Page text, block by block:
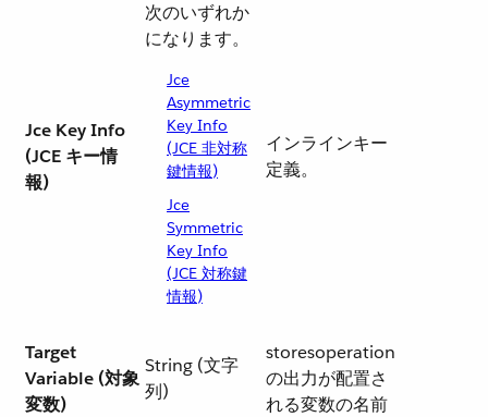
Jce Key Info
(JCE キー情
報)
次のいずれか
になります。
Jce
Asymmetric
Key Info
(JCE 非対称
鍵情報)
Jce
Symmetric
Key Info
(JCE 対称鍵
情報)
インラインキー
定義。
Target
Variable (対象
変数)
String (文字
列)
storesoperation
の出力が配置さ
れる変数の名前